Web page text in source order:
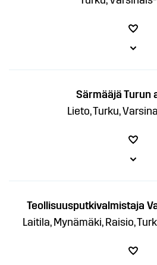
Särmääjä Turun
Lieto, Turku,
Teollisuusputkivalmistaja
Laitila, Mynämäki, Raisio,